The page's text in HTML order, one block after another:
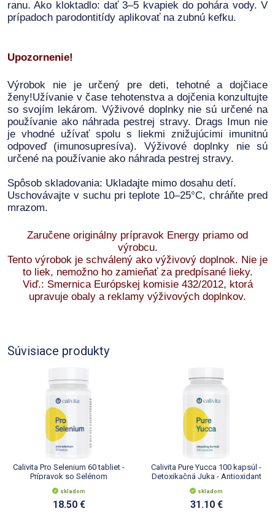
ranu. Ako kloktadlo: dať 3–5 kvapiek do pohára vody. V
prípadoch parodontitídy aplikovať na zubnú kefku.
Upozornenie!
Výrobok nie je určený pre deti, tehotné a dojčiace
ženy!Užívanie v čase tehotenstva a dojčenia konzultujte
so svojím lekárom. Výživové doplnky nie sú určené na
používanie ako náhrada pestrej stravy. Drags Imun nie
je vhodné užívať spolu s liekmi znižujúcimi imunitnú
odpoveď (imunosupresíva). Výživové doplnky nie sú
určené na používanie ako náhrada pestrej stravy.
Spôsob skladovania: Ukladajte mimo dosahu detí.
Uschovávajte v suchu pri teplote 10–25°C, chráňte pred
mrazom.
Zaručene originálny prípravok Energy priamo od
výrobcu.
Tento výrobok je schválený ako výživový doplnok. Nie je
to liek, nemožno ho zamieňať za predpísané lieky.
Viď.: Smernica Európskej komisie 432/2012, ktorá
upravuje obaly a reklamy výživových doplnkov.
Súvisiace produkty
Calivita Pro Selenium 60 tabliet -
Prípravok so Selénom
skladom
18.50 €
Calivita Pure Yucca 100 kapsúl -
Detoxikačná Juka - Antioxidant
skladom
31.10 €